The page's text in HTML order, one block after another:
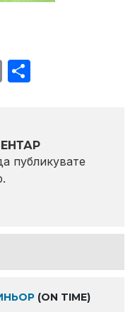
Email
публикувате
(ON TIME)